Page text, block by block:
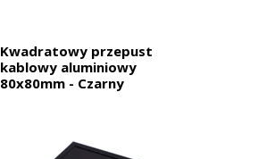
Kwadratowy przepust
kablowy aluminiowy
80x80mm - Czarny